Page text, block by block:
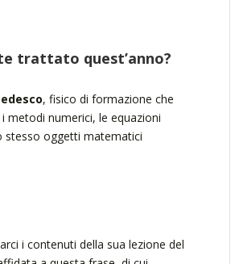
trattato quest’anno?
, fisico di formazione che
metodi numerici, le equazioni
stesso oggetti matematici
i contenuti della sua lezione del